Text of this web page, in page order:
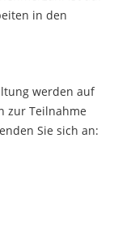
in den
werden auf
zur Teilnahme
Sie sich an: